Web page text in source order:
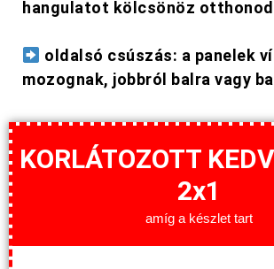
hangulatot kölcsönöz
oldalsó csúszás: a panelek
mozognak, jobbról balra vagy
KORLÁTOZOTT
2x1
amíg a készlet tart